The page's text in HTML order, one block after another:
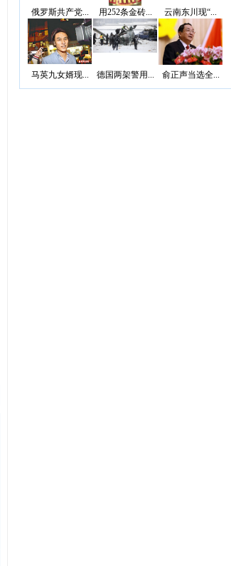
俄罗斯共产党... 用252条金砖... 云南东川现“...
马英九女婿现... 德国两架警用... 俞正声当选全...